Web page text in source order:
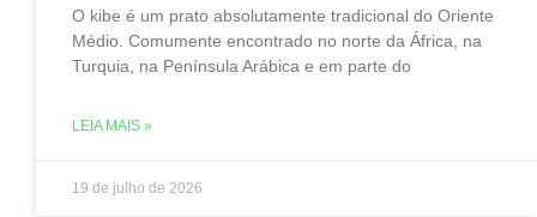
O kibe é um prato absolutamente tradicional do Oriente
Médio. Comumente encontrado no norte da África, na
Turquia, na Península Arábica e em parte do
LEIA MAIS »
19 de julho de 2026